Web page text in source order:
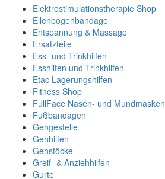
Elektrostimulationstherapie Shop
Ellenbogenbandage
Entspannung & Massage
Ersatzteile
Ess- und Trinkhilfen
Esshilfen und Trinkhilfen
Etac Lagerungshilfen
Fitness Shop
FullFace Nasen- und Mundmasken
Fußbandagen
Gehgestelle
Gehhilfen
Gehstöcke
Greif- & Anziehhilfen
Gurte